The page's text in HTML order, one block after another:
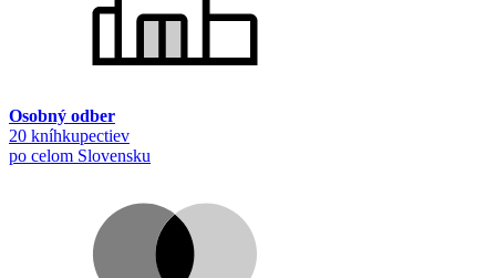
Osobný odber
20 kníhkupectiev
po celom Slovensku